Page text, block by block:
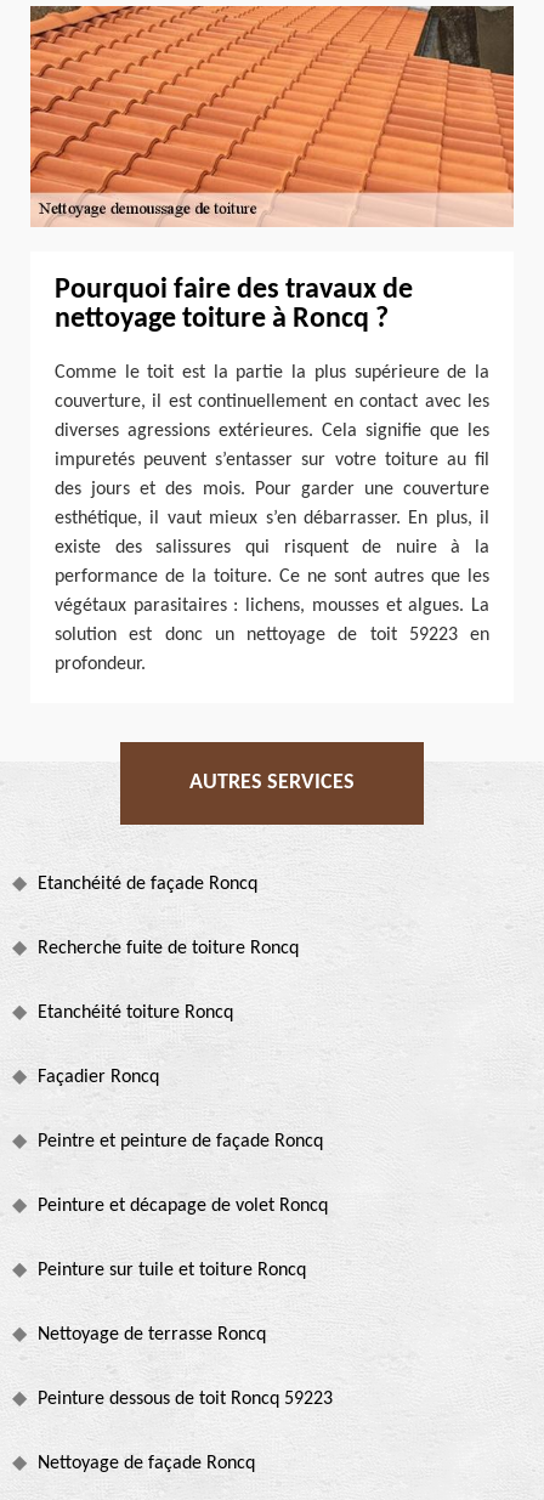
Pourquoi faire des travaux de
nettoyage toiture à Roncq ?
Comme le toit est la partie la plus supérieure de la
couverture, il est continuellement en contact avec les
diverses agressions extérieures. Cela signifie que les
impuretés peuvent s’entasser sur votre toiture au fil
des jours et des mois. Pour garder une couverture
esthétique, il vaut mieux s’en débarrasser. En plus, il
existe des salissures qui risquent de nuire à la
performance de la toiture. Ce ne sont autres que les
végétaux parasitaires : lichens, mousses et algues. La
solution est donc un nettoyage de toit 59223 en
profondeur.
AUTRES SERVICES
Etanchéité de façade Roncq
Recherche fuite de toiture Roncq
Etanchéité toiture Roncq
Façadier Roncq
Peintre et peinture de façade Roncq
Peinture et décapage de volet Roncq
Peinture sur tuile et toiture Roncq
Nettoyage de terrasse Roncq
Peinture dessous de toit Roncq 59223
Nettoyage de façade Roncq